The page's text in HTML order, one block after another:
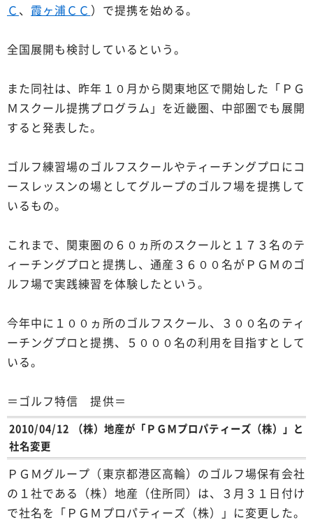
Ｃ 、 霞ヶ浦ＣＣ ）で提携を始める。
全国展開も検討しているという。
また同社は、昨年１０月から関東地区で開始した「ＰＧ
Ｍスクール提携プログラム」を近畿圏、中部圏でも展開
すると発表した。
ゴルフ練習場のゴルフスクールやティーチングプロにコ
ースレッスンの場としてグループのゴルフ場を提携して
いるもの。
これまで、関東圏の６０ヵ所のスクールと１７３名のテ
ィーチングプロと提携し、通産３６００名がＰＧＭのゴ
ルフ場で実践練習を体験したという。
今年中に１００ヵ所のゴルフスクール、３００名のティ
ーチングプロと提携、５０００名の利用を目指すとして
いる。
＝ゴルフ特信 提供＝
2010/04/12 （株）地産が「ＰＧＭプロパティーズ（株）」と
社名変更
ＰＧＭグループ（東京都港区高輪）のゴルフ場保有会社
の１社である（株）地産（住所同）は、３月３１日付け
で社名を「ＰＧＭプロパティーズ（株）」に変更した。